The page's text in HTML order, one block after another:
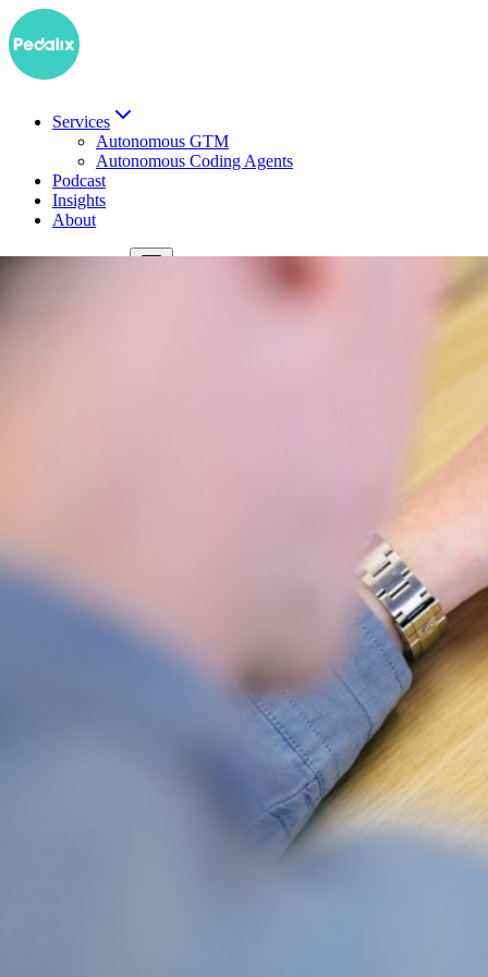
Services
Autonomous GTM
Autonomous Coding Agents
Podcast
Insights
About